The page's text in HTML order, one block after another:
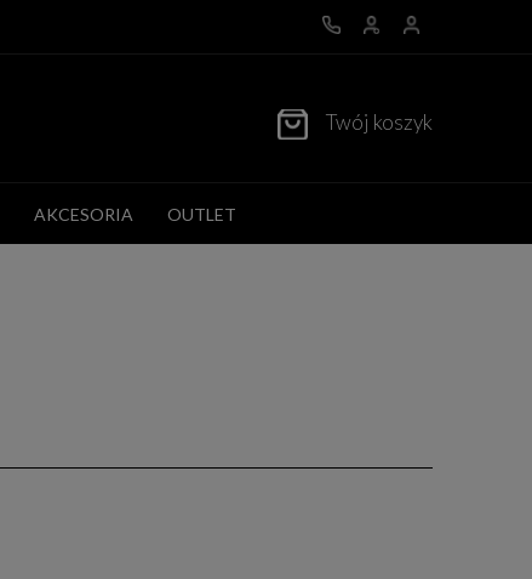
Twój koszyk
AKCESORIA OUTLET